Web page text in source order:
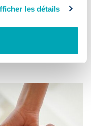
les détails